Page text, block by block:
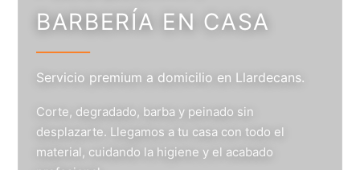
BARBERÍA EN CASA
Servicio premium a domicilio en Llardecans.
Corte, degradado, barba y peinado sin
desplazarte. Llegamos a tu casa con todo el
material, cuidando la higiene y el acabado